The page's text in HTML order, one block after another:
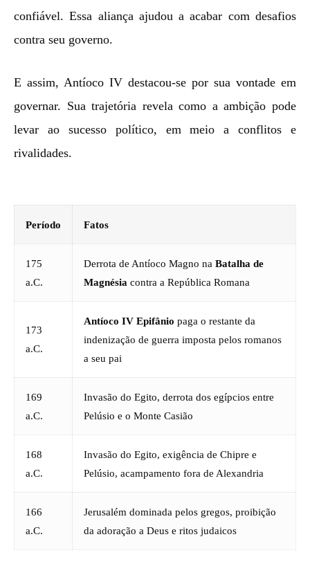
confiável. Essa aliança ajudou a acabar com desafios
contra seu governo.
E assim, Antíoco IV destacou-se por sua vontade em
governar. Sua trajetória revela como a ambição pode
levar ao sucesso político, em meio a conflitos e
rivalidades.
Período Fatos
175
a.C.
Derrota de Antíoco Magno na Batalha de
Magnésia contra a República Romana
173
a.C.
Antíoco IV Epifânio paga o restante da
indenização de guerra imposta pelos romanos
a seu pai
169
a.C.
Invasão do Egito, derrota dos egípcios entre
Pelúsio e o Monte Casião
168
a.C.
Invasão do Egito, exigência de Chipre e
Pelúsio, acampamento fora de Alexandria
166
a.C.
Jerusalém dominada pelos gregos, proibição
da adoração a Deus e ritos judaicos